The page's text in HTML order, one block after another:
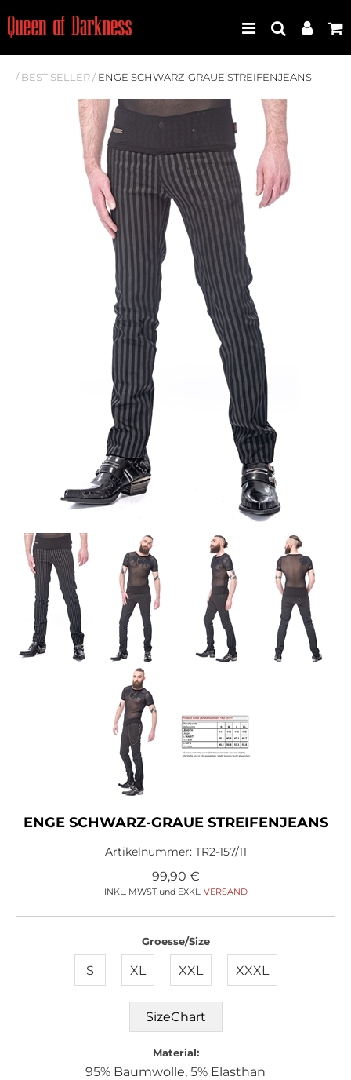
Best Seller
Neuheiten
Frauen
Männer
Plus Size
Store Leipzig
Accessoires
Sale
Gutscheine
/ BEST SELLER/ ENGE SCHWARZ-GRAUE STREIFENJEANS
ENGE SCHWARZ-GRAUE STREIFENJEANS
Artikelnummer: TR2-157/11
99,90 €
INKL. MWST und EXKL. VERSAND
Groesse/Size
S XL XXL XXXL
SizeChart
Material:
95% Baumwolle, 5% Elasthan